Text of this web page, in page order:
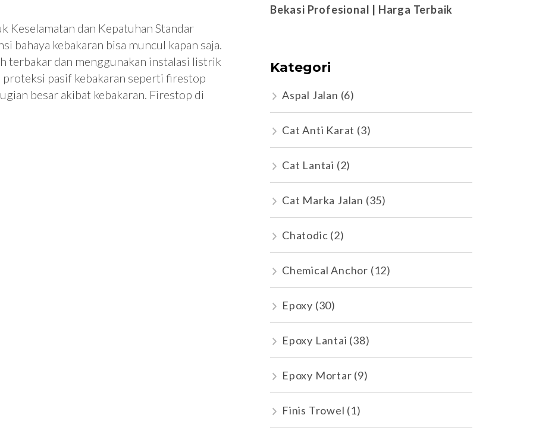
Keselamatan dan Kepatuhan Standar
kebakaran bisa muncul kapan saja.
terbakar dan menggunakan instalasi listrik
proteksi pasif kebakaran seperti firestop
besar akibat kebakaran. Firestop di
Bekasi Profesional | Harga Terbaik
Kategori
Aspal Jalan (6)
Cat Anti Karat (3)
Cat Lantai (2)
Cat Marka Jalan (35)
Chatodic (2)
Chemical Anchor (12)
Epoxy (30)
Epoxy Lantai (38)
Epoxy Mortar (9)
Finis Trowel (1)